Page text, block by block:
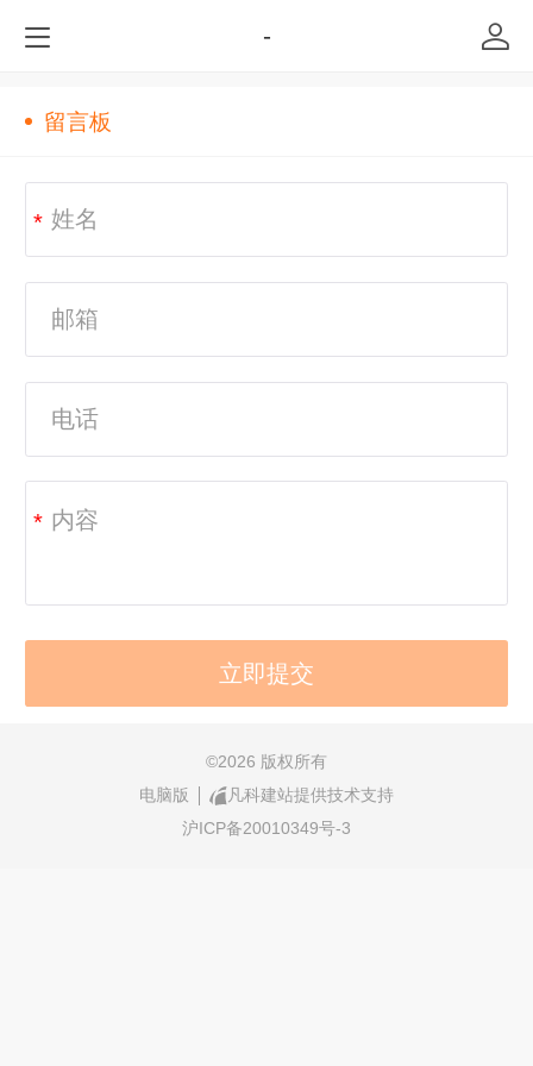
-
留言板
*
*
©2026 版权所有
电脑版
凡科建站提供技术支持
沪ICP备20010349号-3